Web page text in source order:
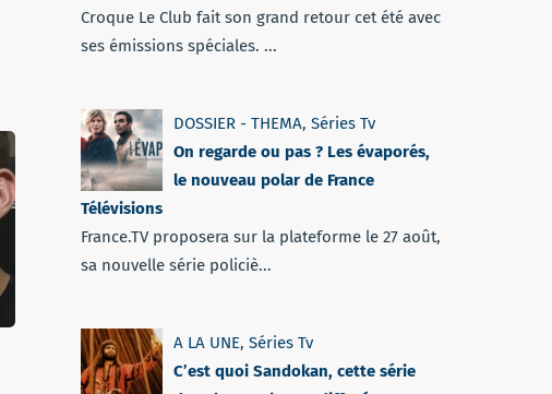
Croque Le Club fait son grand retour cet été avec
ses émissions spéciales. ...
DOSSIER - THEMA, Séries Tv
On regarde ou pas ? Les évaporés,
le nouveau polar de France
Télévisions
France.TV proposera sur la plateforme le 27 août,
sa nouvelle série policiè...
A LA UNE, Séries Tv
C’est quoi Sandokan, cette série